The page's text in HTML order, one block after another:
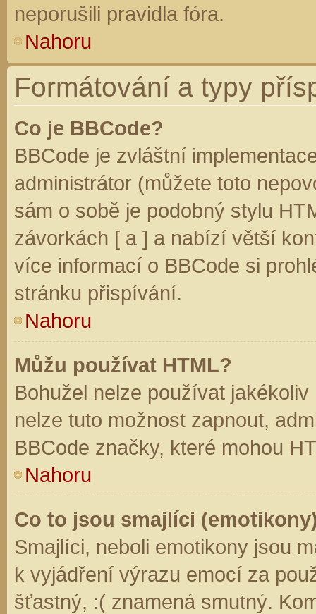
neporušili pravidla fóra.
Nahoru
Formátování a typy
Co je BBCode?
BBCode je zvláštní
administrátor (můžete toto
sám o sobě je podobný stylu
závorkách [ a ] a nabízí větší
více informací o BBCode si
stránku přispívání.
Nahoru
Můžu používat HTML?
Bohužel nelze používat
nelze tuto možnost zapnout,
BBCode značky, které mohou
Nahoru
Co to jsou smajlíci
Smajlíci, neboli emotikony jsou
k vyjádření výrazu emocí za
šťastný, :( znamená smutný.